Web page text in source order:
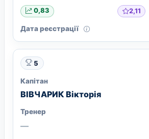
0,83 2,11
Дата реєстрації
5
Капітан
ВІВЧАРИК Вікторія
Тренер
—